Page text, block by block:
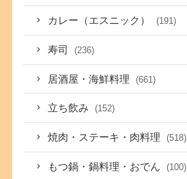
カレー（エスニック） (191)
寿司 (236)
居酒屋・海鮮料理 (661)
立ち飲み (152)
焼肉・ステーキ・肉料理 (518)
もつ鍋・鍋料理・おでん (100)